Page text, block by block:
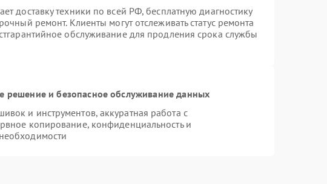
доставку техники по всей РФ, бесплатную диагностику
ремонт. Клиенты могут отслеживать статус ремонта
обслуживание для продления срока службы
и безопасное обслуживание данных
и инструментов, аккуратная работа с
копирование, конфиденциальность и